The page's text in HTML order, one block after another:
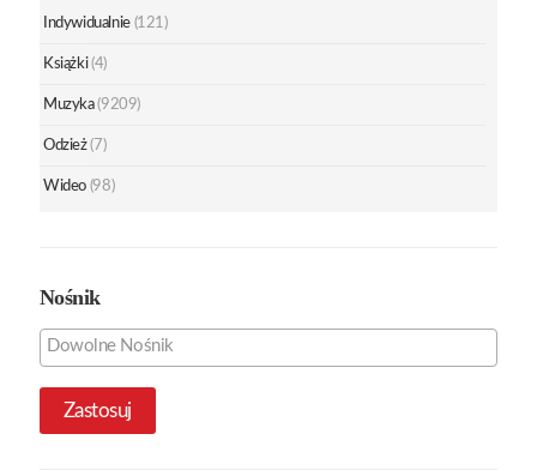
Indywidualnie (121)
Książki (4)
Muzyka (9209)
Odzież (7)
Wideo (98)
Nośnik
Zastosuj